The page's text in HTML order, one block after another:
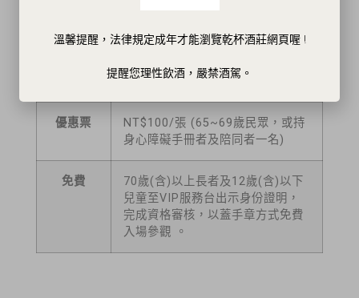
可於展覽現場，購票入場。
NT$200/張
優惠票
NT$100/張 (65~69歲民眾，或持
身心障礙手冊者及陪同者一名)
免費
70歲(含)以上長者及12歲(含)以下
兒童至VIP服務台出示身份證明，
完成資格審核，以蓋手章方式免費
入場參觀 。
溫馨提醒，法律規定成年才能瀏覽乾杯酒莊網頁喔 !
提醒您理性飲酒，嚴禁酒駕。